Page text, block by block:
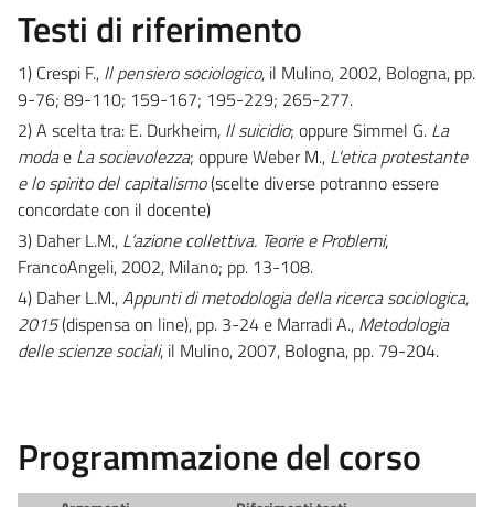
Testi di riferimento
1) Crespi F., Il pensiero sociologico, il Mulino, 2002, Bologna, pp.
9-76; 89-110; 159-167; 195-229; 265-277.
2) A scelta tra: E. Durkheim, Il suicidio; oppure Simmel G. La
modae La socievolezza; oppure Weber M., L'etica protestante
e lo spirito del capitalismo(scelte diverse potranno essere
concordate con il docente)
3) Daher L.M., L’azione collettiva. Teorie e Problemi,
FrancoAngeli, 2002, Milano; pp. 13-108.
4) Daher L.M.,Appunti di metodologia della ricerca sociologica,
2015(dispensa on line), pp. 3-24 e Marradi A., Metodologia
delle scienze sociali, il Mulino, 2007, Bologna, pp. 79-204.
Programmazione del corso